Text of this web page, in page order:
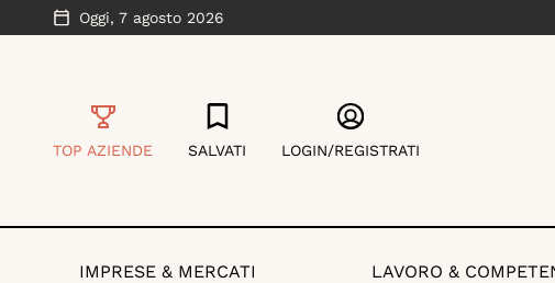
Oggi, 7 agosto 2026
TOP AZIENDE SALVATI LOGIN/REGISTRATI
IMPRESE & MERCATI LAVORO &